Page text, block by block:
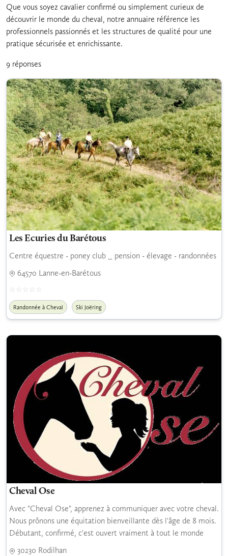
Que vous soyez cavalier confirmé ou simplement curieux de
découvrir le monde du cheval, notre annuaire référence les
professionnels passionnés et les structures de qualité pour une
pratique sécurisée et enrichissante.
9 réponses
Les Ecuries du Barétous
Centre équestre - poney club _ pension - élevage - randonnées
64570 Lanne-en-Barétous
Randonnée à Cheval Ski Joëring
Cheval Ose
Avec "Cheval Ose", apprenez à communiquer avec votre cheval.
Nous prônons une équitation bienveillante dès l'âge de 8 mois.
Débutant, confirmé, c'est ouvert vraiment à tout le monde
30230 Rodilhan